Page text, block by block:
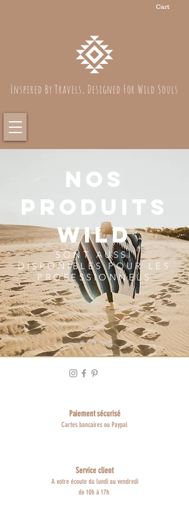
Cart
Inspired By Travels, Designed For Wild Souls
Nos
produits
Wild
SONT AUSSI
DISPONIBLES POUR LES
PROFESSIONNELS
Paiement sécurisé
Cartes bancaires ou Paypal
Service client
A votre écoute du lundi au vendredi
de 10h à 17h